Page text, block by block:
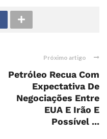
Próximo artigo
Petróleo Recua Com
Expectativa De
Negociações Entre
EUA E Irão E
Possível ...